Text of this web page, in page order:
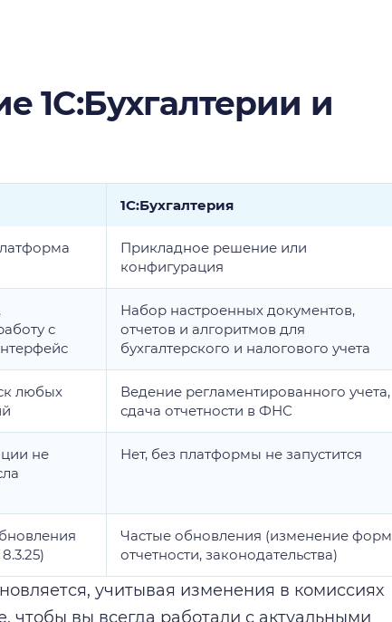
1С:Бухгалтерии и
1С:Бухгалтерия
Прикладное решение или
конфигурация
с
Набор настроенных документов,
отчетов и алгоритмов для
бухгалтерского и налогового учета
любых
Ведение регламентированного учета,
сдача отчетности в ФНС
не
Нет, без платформы не запустится
Частые обновления (изменение форм
отчетности, законодательства)
учитывая изменения в комиссиях
чтобы вы всегда работали с актуальными